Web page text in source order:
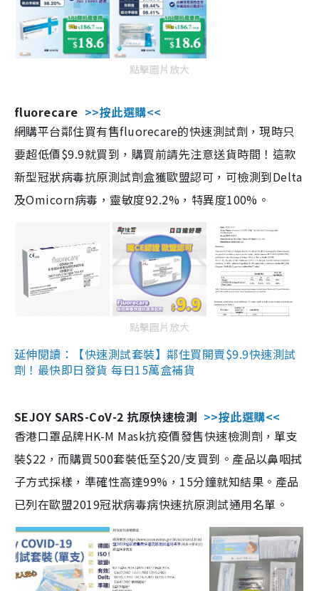
點擊圖片放大
fluorecare >>按此選購<<
網購平台鄰住買有售fluorecare的快速測試劑，現時只
要超低價$9.9就買到，購買前請先注意送貨時間！這款
新型冠狀病毒抗原測試劑盒獲歐盟認可，可檢測到Delta
及Omicorn病毒，靈敏度92.2%，特異度100%。
點擊圖片放大
延伸閱讀：【快速測試套裝】鄰住買開賣$9.9快速測試
劑！最快即日發貨 每日15萬盒補貨
SEJOY SARS-CoV-2 抗原快速檢測 >>按此選購<<
香港口罩品牌HK-M Mask抗疫價發售快速檢測劑，單支
裝$22，而購買500套裝低至$20/支買到。產品以鼻咽拭
子方式採樣，準確性高達99%，15分鐘就知結果。產品
已列在歐盟2019冠狀病毒病快速抗原測試通用名單。